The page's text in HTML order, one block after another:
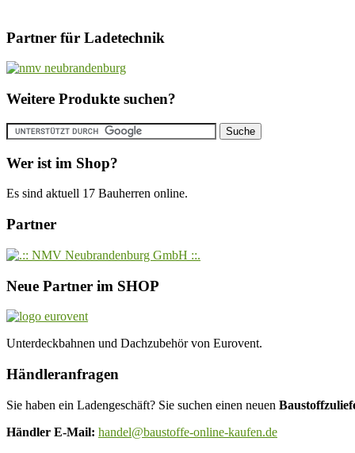
Partner für Ladetechnik
Weitere Produkte suchen?
Wer ist im Shop?
Es sind aktuell 17 Bauherren online.
Partner
Neue Partner im SHOP
Unterdeckbahnen und Dachzubehör von Eurovent.
Händleranfragen
Sie haben ein Ladengeschäft? Sie suchen einen neuen
Händler E-Mail: handel@baustoffe-online-kaufen.de